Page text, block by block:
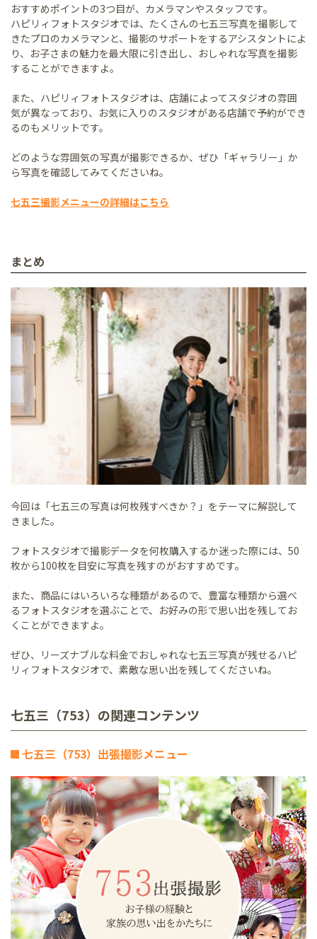
おすすめポイントの3つ目が、カメラマンやスタッフです。
ハピリィフォトスタジオでは、たくさんの七五三写真を撮影して
きたプロのカメラマンと、撮影のサポートをするアシスタントによ
り、お子さまの魅力を最大限に引き出し、おしゃれな写真を撮影
することができますよ。
また、ハピリィフォトスタジオは、店舗によってスタジオの雰囲
気が異なっており、お気に入りのスタジオがある店舗で予約ができ
るのもメリットです。
どのような雰囲気の写真が撮影できるか、ぜひ「ギャラリー」か
ら写真を確認してみてくださいね。
七五三撮影メニューの詳細はこちら
まとめ
今回は「七五三の写真は何枚残すべきか？」をテーマに解説して
きました。
フォトスタジオで撮影データを何枚購入するか迷った際には、50
枚から100枚を目安に写真を残すのがおすすめです。
また、商品にはいろいろな種類があるので、豊富な種類から選べ
るフォトスタジオを選ぶことで、お好みの形で思い出を残してお
くことができますよ。
ぜひ、リーズナブルな料金でおしゃれな七五三写真が残せるハピ
リィフォトスタジオで、素敵な思い出を残してくださいね。
七五三（753）の関連コンテンツ
七五三（753）出張撮影メニュー